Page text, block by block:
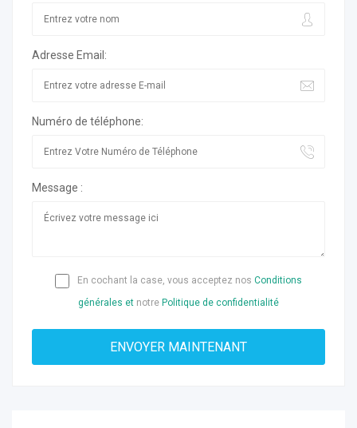
Adresse Email:
Numéro de téléphone:
Message :
En cochant la case, vous acceptez nos Conditions
générales et notre Politique de confidentialité